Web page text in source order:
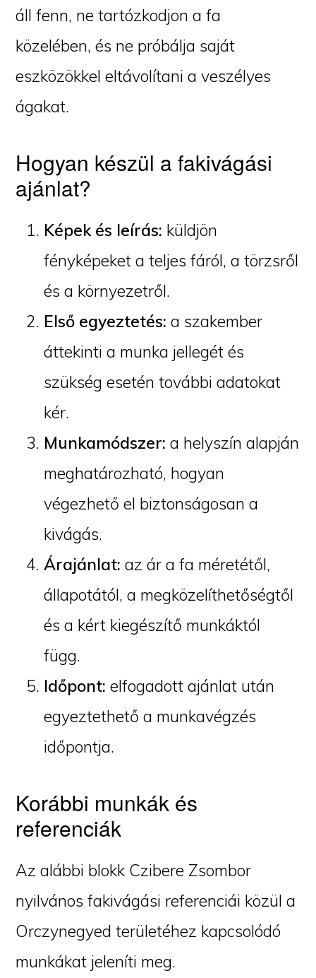
áll fenn, ne tartózkodjon a fa
közelében, és ne próbálja saját
eszközökkel eltávolítani a veszélyes
ágakat.
Hogyan készül a fakivágási
ajánlat?
Képek és leírás: küldjön
fényképeket a teljes fáról, a törzsről
és a környezetről.
Első egyeztetés: a szakember
áttekinti a munka jellegét és
szükség esetén további adatokat
kér.
Munkamódszer: a helyszín alapján
meghatározható, hogyan
végezhető el biztonságosan a
kivágás.
Árajánlat: az ár a fa méretétől,
állapotától, a megközelíthetőségtől
és a kért kiegészítő munkáktól
függ.
Időpont: elfogadott ajánlat után
egyeztethető a munkavégzés
időpontja.
Korábbi munkák és
referenciák
Az alábbi blokk Czibere Zsombor
nyilvános fakivágási referenciái közül a
Orczynegyed területéhez kapcsolódó
munkákat jeleníti meg.